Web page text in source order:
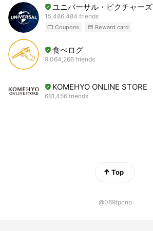
ユニバーサル・ピクチャーズ
15,486,484 friends
Coupons Reward card
食べログ
9,064,266 friends
KOMEHYO ONLINE STORE
681,456 friends
Top
@069tpcno